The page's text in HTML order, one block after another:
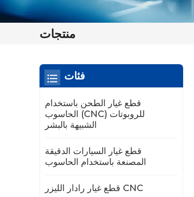
منتجات
فئات
قطع غيار الطحن باستخدام
الحاسوب (CNC) للروبوتات
الشبيهة بالبشر
قطع غيار السيارات الدقيقة
المصنعة باستخدام الحاسوب
قطع غيار رادار الليزر CNC